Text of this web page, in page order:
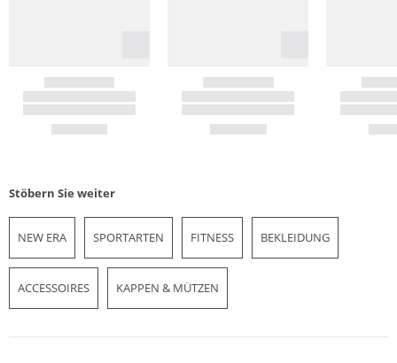
Stöbern Sie weiter
NEW ERA SPORTARTEN FITNESS BEKLEIDUNG
ACCESSOIRES KAPPEN & MÜTZEN